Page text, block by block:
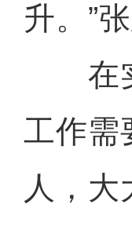
升。”
在实
工作需
人，